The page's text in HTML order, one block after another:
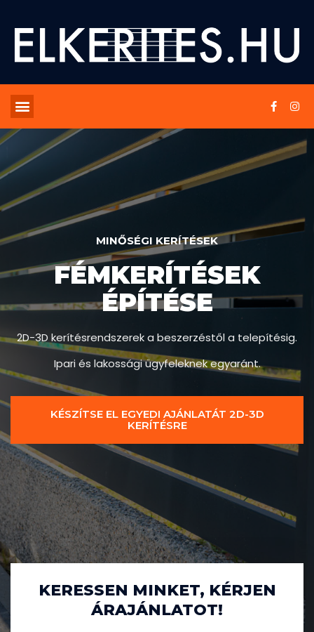
MINŐSÉGI KERÍTÉSEK
FÉMKERÍTÉSEK
ÉPÍTÉSE
2D-3D kerítésrendszerek abeszerzéstől a telepítésig.
Ipari és lakossági ügyfeleknek egyaránt.
KÉSZÍTSE EL EGYEDI AJÁNLATÁT 2D-3D
KERÍTÉSRE
KERESSEN MINKET, KÉRJEN
ÁRAJÁNLATOT!